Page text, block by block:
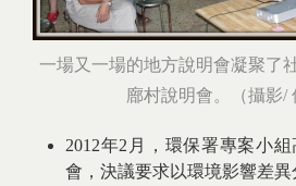
一場又一場的地方說明會凝聚了
廍村說明會。（攝影/
2012年2月，環保署專案小
會，決議要求以環境影響差異